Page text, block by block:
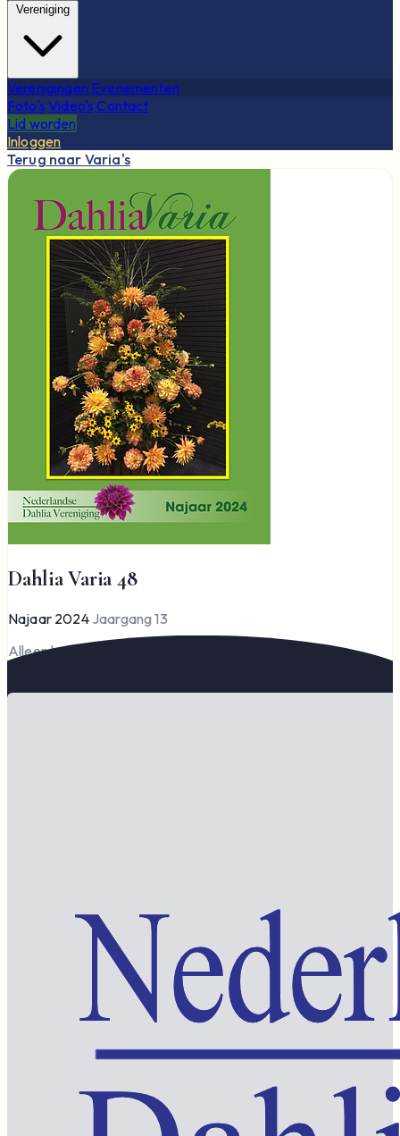
Vereniging
Verenigingen Evenementen
Foto's Video's Contact
Lid worden
Inloggen
Terug naar Varia's
Dahlia Varia 48
Najaar 2024 Jaargang 13
Alleen leden kunnen Dahlia Varia lezen en downloaden.